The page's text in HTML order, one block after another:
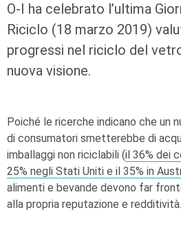
O-I ha celebrato l’ultima
Riciclo (18 marzo 2019)
progressi nel riciclo del
nuova visione.
Poiché le ricerche indicano che un
di consumatori smetterebbe di
imballaggi non riciclabili (il 36% dei
25% negli Stati Uniti e il 35% in
alimenti e bevande devono far
alla propria reputazione e redditività.